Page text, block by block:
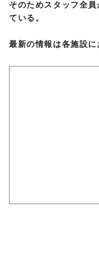
そのためスタッフ全
ている。
最新の情報は各施設